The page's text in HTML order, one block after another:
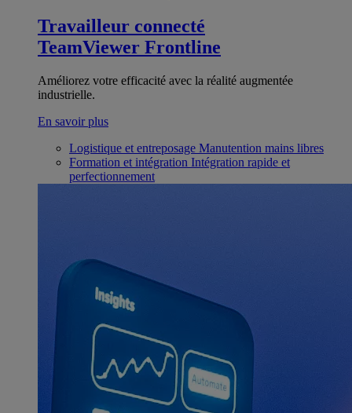
Travailleur connecté
TeamViewer Frontline
Améliorez votre efficacité avec la réalité augmentée
industrielle.
En savoir plus
Logistique et entreposage Manutention mains libres
Formation et intégration Intégration rapide et
perfectionnement